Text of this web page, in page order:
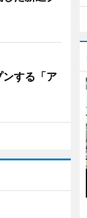
ンする「ア